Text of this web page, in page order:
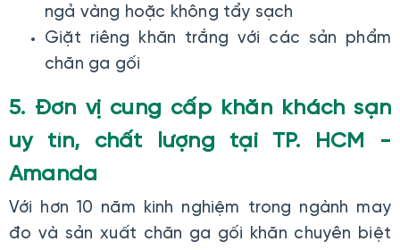
ngả vàng hoặc không tẩy sạch
Giặt riêng khăn trắng với các sản phẩm
chăn ga gối
5. Đơn vị cung cấp khăn khách sạn
uy tín, chất lượng tại TP. HCM -
Amanda
Với hơn 10 năm kinh nghiệm trong ngành may
đo và sản xuất chăn ga gối khăn chuyên biệt